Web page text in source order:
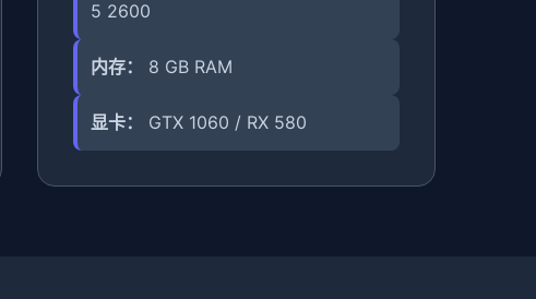
5 2600
内存： 8 GB RAM
显卡： GTX 1060 / RX 580